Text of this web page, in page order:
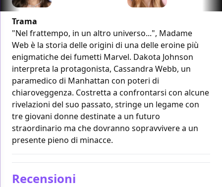
Trama
"Nel frattempo, in un altro universo...", Madame
Web è la storia delle origini di una delle eroine più
enigmatiche dei fumetti Marvel. Dakota Johnson
interpreta la protagonista, Cassandra Webb, un
paramedico di Manhattan con poteri di
chiaroveggenza. Costretta a confrontarsi con alcune
rivelazioni del suo passato, stringe un legame con
tre giovani donne destinate a un futuro
straordinario ma che dovranno sopravvivere a un
presente pieno di minacce.
Recensioni